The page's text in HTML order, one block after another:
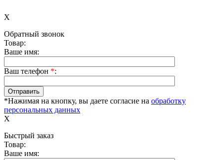
X
Обратный звонок
Товар:
Ваше имя:
Ваш телефон *:
*Нажимая на кнопку, вы даете согласие на обработку
персональных данных
X
Быстрый заказ
Товар:
Ваше имя: